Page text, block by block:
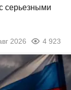
серьезными
2026 4 923